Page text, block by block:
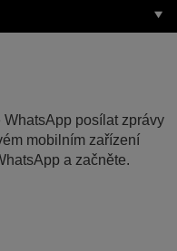
posílat zprávy
mobilním zařízení
a začněte.